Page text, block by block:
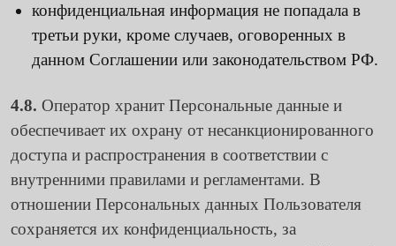
конфиденциальная информация не попадала в
третьи руки, кроме случаев, оговоренных в
данном Соглашении или законодательством РФ.
4.8. Оператор хранит Персональные данные и
обеспечивает их охрану от несанкционированного
доступа и распространения в соответствии с
внутренними правилами и регламентами. В
отношении Персональных данных Пользователя
сохраняется их конфиденциальность, за